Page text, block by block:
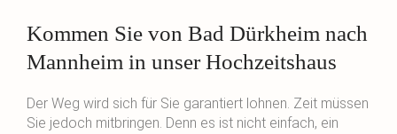
Kommen Sie von Bad Dürkheim nach
Mannheim in unser Hochzeitshaus
Der Weg wird sich für Sie garantiert lohnen. Zeit müssen
Sie jedoch mitbringen. Denn es ist nicht einfach, ein